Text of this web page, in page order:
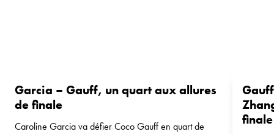
Garcia – Gauff, un quart aux allures
de finale
Caroline Garcia va défier Coco Gauff en quart de
finale